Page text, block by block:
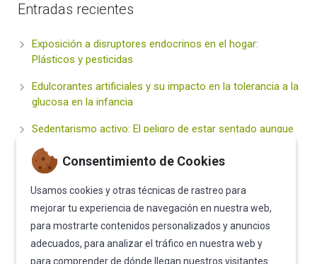
Consentimiento de Cookies
Usamos cookies y otras técnicas de rastreo para
mejorar tu experiencia de navegación en nuestra web,
para mostrarte contenidos personalizados y anuncios
adecuados, para analizar el tráfico en nuestra web y
para comprender de dónde llegan nuestros visitantes.
Entradas recientes
Exposición a disruptores endocrinos en el hogar:
Plásticos y pesticidas
Edulcorantes artificiales y su impacto en la tolerancia a la
glucosa en la infancia
Sedentarismo activo: El peligro de estar sentado aunque
Hidratación inteligente vs. Bebidas «Healthy» (Energy
drinks y zumos): ¿Qué deben beber nuestros hijos?
El Sueño Infantil: Un Pilar Fundamental para la Salud
Metabólica de Vuestros Hijos